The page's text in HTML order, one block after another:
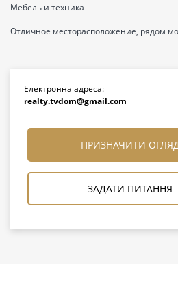
Мебель и техника
Отличное месторасположение, рядом
Електронна адреса:
realty.tvdom@gmail.com
ПРИЗНАЧИТИ ОГЛЯД
ЗАДАТИ ПИТАННЯ